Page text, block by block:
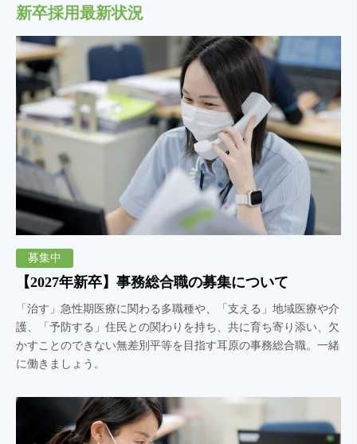
新卒採用最新状況
募集中
【2027年新卒】事務総合職の募集について
「治す」急性期医療に関わる多職種や、「支える」地域医療や介
護、「予防する」住民との関わりを持ち、共に育ち寄り添い、欠
かすことのできない無差別平等を目指す耳原の事務総合職。一緒
に働きましょう。